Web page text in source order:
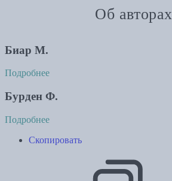
Об авторах
Биар М.
Подробнее
Бурден Ф.
Подробнее
Скопировать